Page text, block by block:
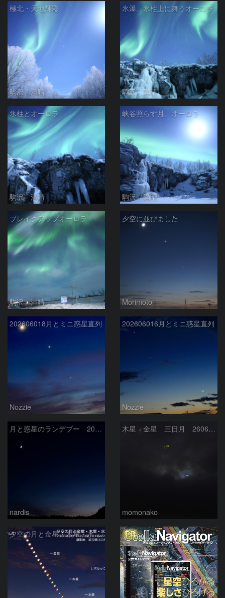
極北・天地輝彩
駒沢 満晴
氷瀑、氷柱上に舞うオーロラ
駒沢 満晴
氷柱とオーロラ
駒沢 満晴
峡谷照らす月、オーロラ
駒沢 満晴
ブレイクアップオーロラ
駒沢 満晴
夕空に並びました
Morimoto
202606018月とミニ惑星直列
Nozzie
202606016月とミニ惑星直列
Nozzie
月と惑星のランデブー 2026/06/19
nardis
木星 金星 三日月 260618
momonako
夕空の月と金星・木星・水星の接近 2026/6/18 PR